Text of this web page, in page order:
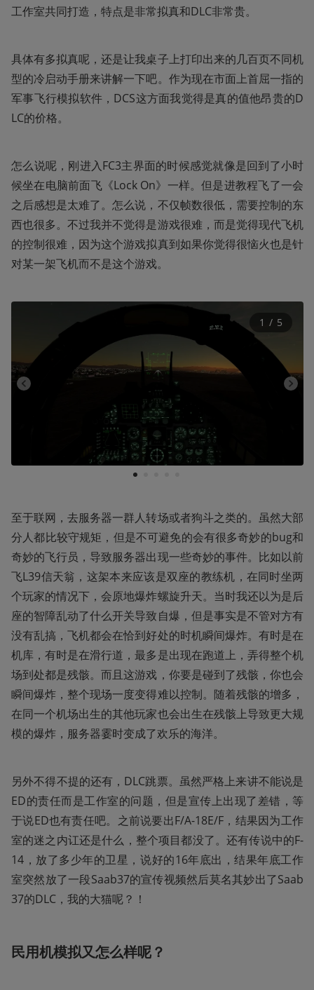
工作室共同打造，特点是非常拟真和DLC非常贵。
具体有多拟真呢，还是让我桌子上打印出来的几百页不同机
型的冷启动手册来讲解一下吧。作为现在市面上首屈一指的
军事飞行模拟软件，DCS这方面我觉得是真的值他昂贵的D
LC的价格。
怎么说呢，刚进入FC3主界面的时候感觉就像是回到了小时
候坐在电脑前面飞《Lock On》一样。但是进教程飞了一会
之后感想是太难了。怎么说，不仅帧数很低，需要控制的东
西也很多。不过我并不觉得是游戏很难，而是觉得现代飞机
的控制很难，因为这个游戏拟真到如果你觉得很恼火也是针
对某一架飞机而不是这个游戏。
1
1 / 5
至于联网，去服务器一群人转场或者狗斗之类的。虽然大部
分人都比较守规矩，但是不可避免的会有很多奇妙的bug和
奇妙的飞行员，导致服务器出现一些奇妙的事件。比如以前
飞L39信天翁，这架本来应该是双座的教练机，在同时坐两
个玩家的情况下，会原地爆炸螺旋升天。当时我还以为是后
座的智障乱动了什么开关导致自爆，但是事实是不管对方有
没有乱搞，飞机都会在恰到好处的时机瞬间爆炸。有时是在
机库，有时是在滑行道，最多是出现在跑道上，弄得整个机
场到处都是残骸。而且这游戏，你要是碰到了残骸，你也会
瞬间爆炸，整个现场一度变得难以控制。随着残骸的增多，
在同一个机场出生的其他玩家也会出生在残骸上导致更大规
模的爆炸，服务器霎时变成了欢乐的海洋。
另外不得不提的还有，DLC跳票。虽然严格上来讲不能说是
ED的责任而是工作室的问题，但是宣传上出现了差错，等
于说ED也有责任吧。之前说要出F/A-18E/F，结果因为工作
室的迷之内讧还是什么，整个项目都没了。还有传说中的F-
14，放了多少年的卫星，说好的16年底出，结果年底工作
室突然放了一段Saab37的宣传视频然后莫名其妙出了Saab
37的DLC，我的大猫呢？！
民用机模拟又怎么样呢？